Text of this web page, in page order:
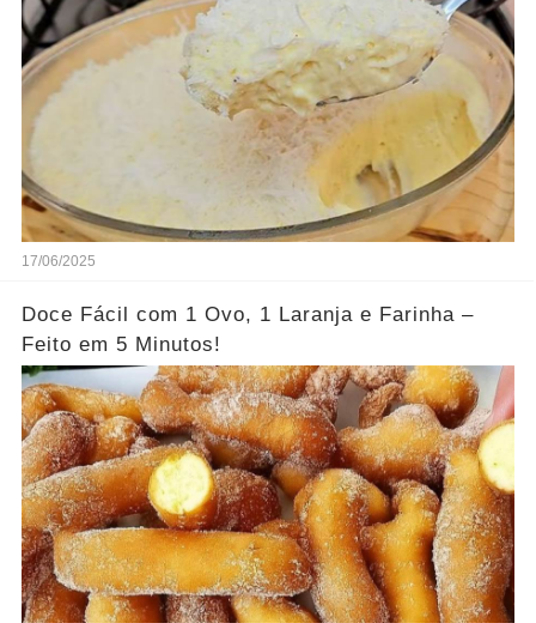
17/06/2025
Doce Fácil com 1 Ovo, 1 Laranja e Farinha –
Feito em 5 Minutos!